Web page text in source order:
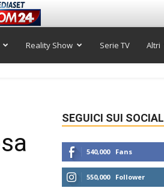
Reality Show Serie TV Altri
SEGUICI SUI SOCIAL
540,000 Fans
550,000 Follower